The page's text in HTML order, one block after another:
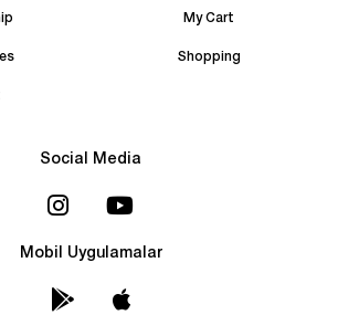
My Cart
Shopping
Social Media
Mobil Uygulamalar